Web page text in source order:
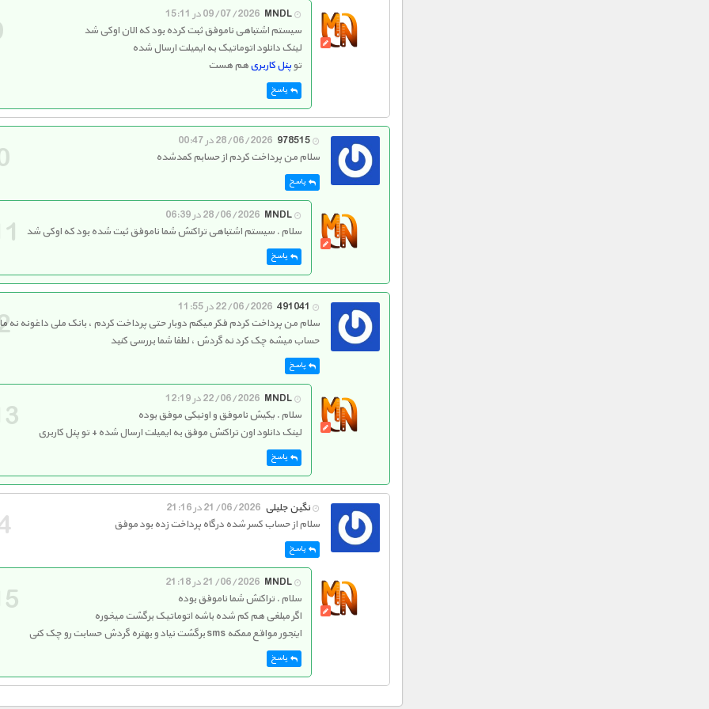
MNDL 09/07/2026 در 15:11
سیستم اشتباهی ناموفق ثبت کرده بود که الان اوکی شد
لینک دانلود اتوماتیک به ایمیلت ارسال شده
توپنل کاربریهم هست
پاسخ
978515 28/06/2026 در 00:47
سلام من پرداخت کردم از حسابم کمدشده
پاسخ
MNDL 28/06/2026 در 06:39
سلام . سیستم اشتباهی تراکنش شما ناموفق ثبت شده بود که اوکی شد
پاسخ
491041 22/06/2026 در 11:55
سلام من پرداخت کردم فکر میکنم دوبار حتی پرداخت کردم ، بانک ملی داغونه نه
حساب میشه چک کرد نه گردش ، لطفا شما بررسی کنید
پاسخ
MNDL 22/06/2026 در 12:19
سلام . یکیش ناموفق و اونیکی موفق بوده
لینک دانلود اون تراکنش موفق به ایمیلت ارسال شده + تو پنل کاربری
پاسخ
نگین جلیلی 21/06/2026 در 21:16
سلام از حساب کسر شده درگاه پرداخت زده بود موفق
پاسخ
MNDL 21/06/2026 در 21:18
سلام . تراکنش شما ناموفق بوده
اگر مبلغی هم کم شده باشه اتوماتیک برگشت میخوره
اینجور مواقع ممکنه sms برگشت نیاد و بهتره گردش حسابت رو چک کنی
پاسخ